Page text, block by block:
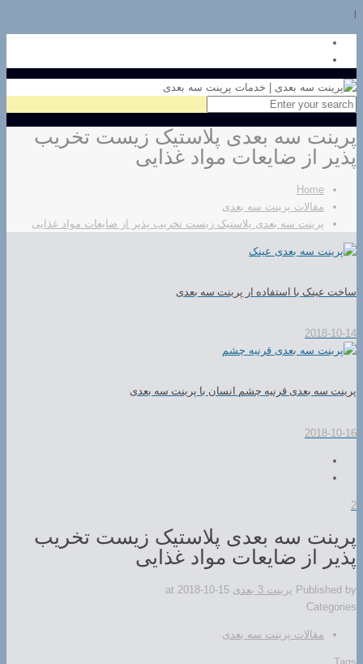
پرینت سه بعدی پلاستیک زیست تخریب
پذیر از ضایعات مواد غذایی
Home
مقالات پرینت سه بعدی
پرینت سه بعدی پلاستیک زیست تخریب پذیر از ضایعات مواد غذایی
ساخت عینک با استفاده ار پرینت سه بعدی
2018-10-14
پرینت سه بعدی قرنیه چشم انسان با پرینت سه بعدی
2018-10-16
2
پرینت سه بعدی پلاستیک زیست تخریب
پذیر از ضایعات مواد غذایی
Published by پرینت 3 بعدی at 2018-10-15
Categories
مقالات پرینت سه بعدی